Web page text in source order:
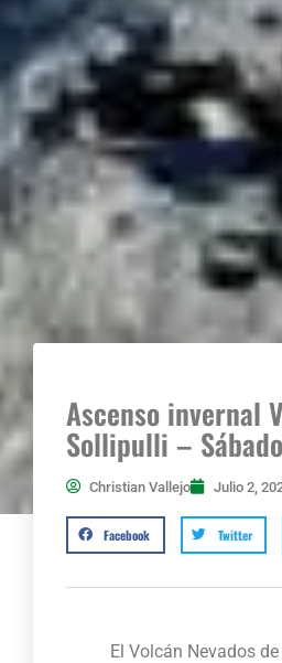
Ascenso invernal
Sollipulli –
Christian Vallejo Julio 2,
Facebook Twitter
El Volcán Nevados